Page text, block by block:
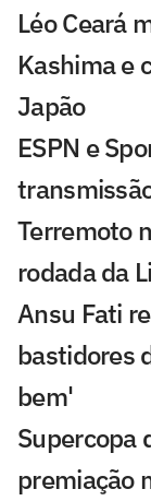
Léo Ceará
Kashima e
Japão
ESPN e
Terremoto
rodada da
Ansu Fati
bastidores
bem'
Supercopa
premiação